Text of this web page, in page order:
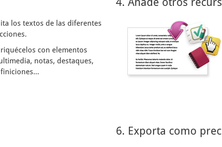
los textos de las diferentes
con elementos
notas, destaques,
6. Exporta como